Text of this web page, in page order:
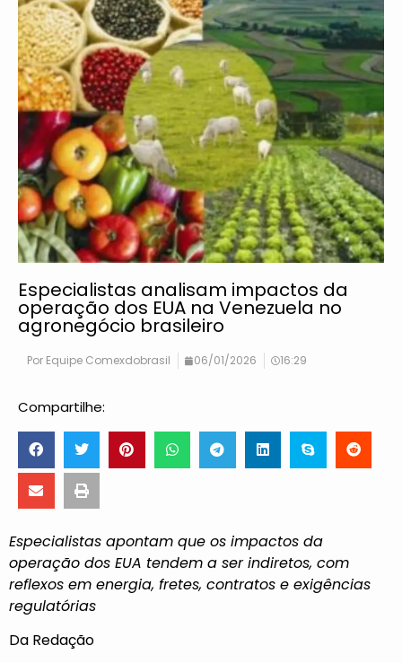
Especialistas analisam impactos da
operação dos EUA na Venezuela no
agronegócio brasileiro
Por Equipe Comexdobrasil 06/01/2026 16:29
Compartilhe:
Especialistas apontam que os impactos da
operação dos EUA tendem a ser indiretos, com
reflexos em energia, fretes, contratos e exigências
regulatórias
Da Redação